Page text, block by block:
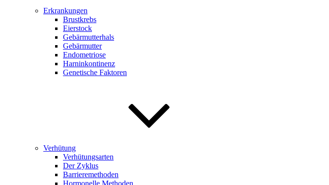
Erkrankungen
Brustkrebs
Eierstock
Gebärmutterhals
Gebärmutter
Endometriose
Harninkontinenz
Genetische Faktoren
Verhütung
Verhütungsarten
Der Zyklus
Barrieremethoden
Hormonelle Methoden